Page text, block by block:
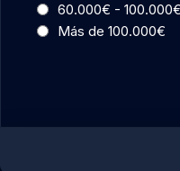
60.000€ - 100.000€
Más de 100.000€